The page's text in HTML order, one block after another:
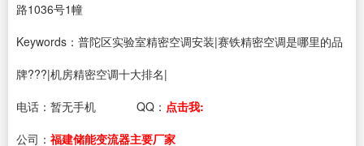
路1036号1幢
Keywords：普陀区实验室精密空调安装|赛铁精密空调是哪里的品
牌???|机房精密空调十大排名|
电话： 暂无手机 QQ： 点击我:
公司： 福建储能变流器主要厂家